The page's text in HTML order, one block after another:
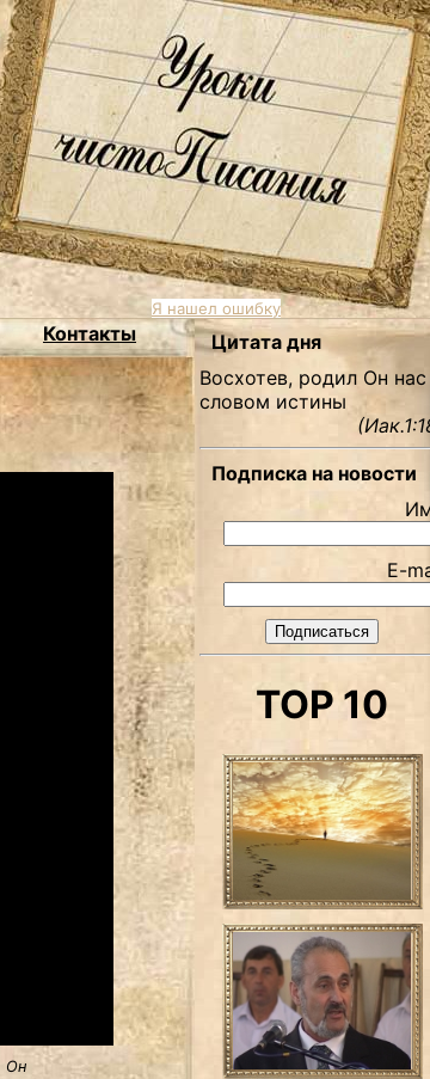
Я нашел ошибку
Контакты
Он
Цитата дня
Восхотев, родил Он нас
словом истины
Подписка на новости
E-
TOP 10